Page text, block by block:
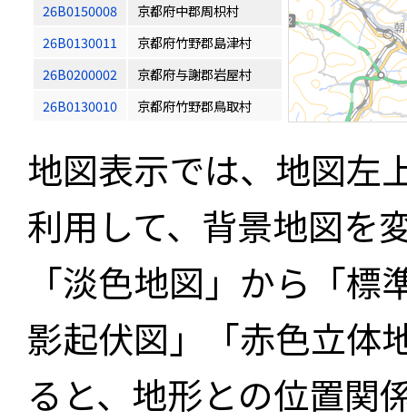
26B0150008
京都府中郡周枳村
26B0130011
京都府竹野郡島津村
26B0200002
京都府与謝郡岩屋村
26B0130010
京都府竹野郡鳥取村
地図表示では、地図左
利用して、背景地図を
「淡色地図」から「
影起伏図」「赤色立体
ると、地形との位置関